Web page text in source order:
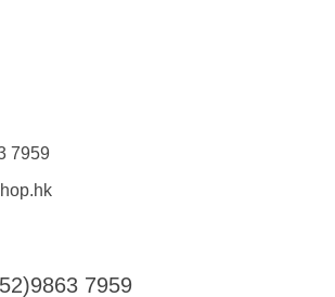
7959
7959